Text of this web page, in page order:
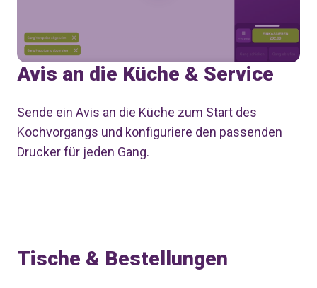
Avis an die Küche & Service
Sende ein Avis an die Küche zum Start des
Kochvorgangs und konfiguriere den passenden
Drucker für jeden Gang.
Tische & Bestellungen